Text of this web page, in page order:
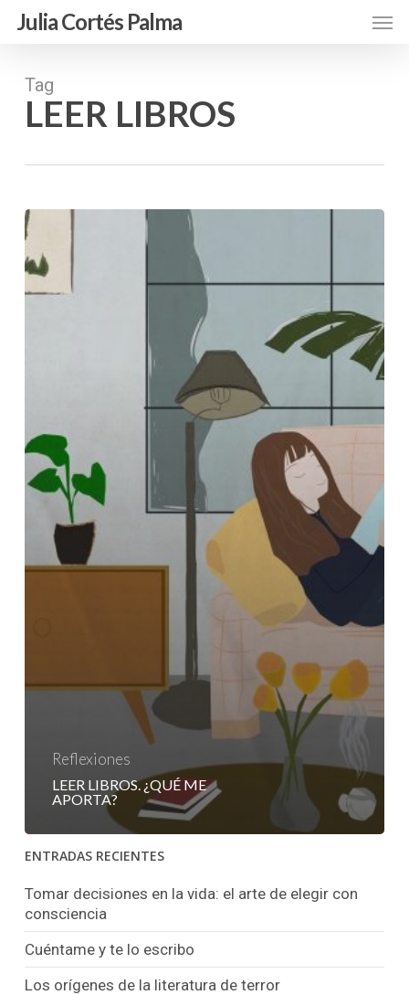
SkipJulia Cortés Palma
Tag
LEER LIBROS
Leer
libros.
¿Qué
me
aporta?
Reflexiones
LEER LIBROS. ¿QUÉ ME
APORTA?
ENTRADAS RECIENTES
Tomar decisiones en la vida: el arte de elegir con
consciencia
Cuéntame y te lo escribo
Los orígenes de la literatura de terror